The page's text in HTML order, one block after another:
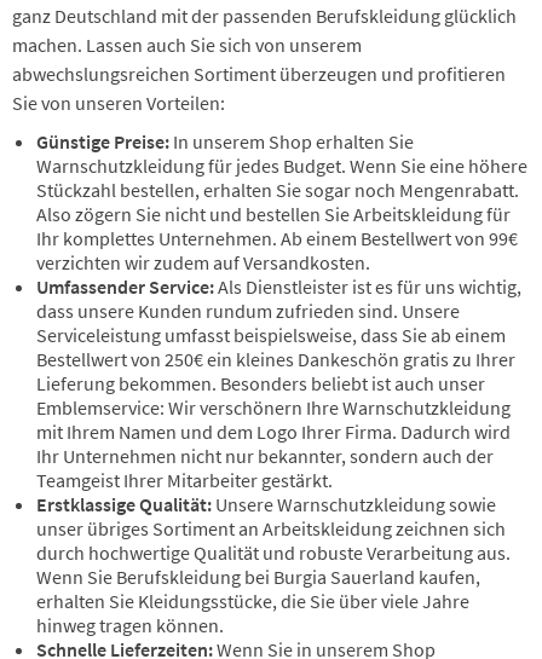
ganz Deutschland mit der passenden Berufskleidung glücklich
machen. Lassen auch Sie sich von unserem
abwechslungsreichen Sortiment überzeugen und profitieren
Sie von unseren Vorteilen:
Günstige Preise: In unserem Shop erhalten Sie
Warnschutzkleidung für jedes Budget. Wenn Sie eine höhere
Stückzahl bestellen, erhalten Sie sogar noch Mengenrabatt.
Also zögern Sie nicht und bestellen Sie Arbeitskleidung für
Ihr komplettes Unternehmen. Ab einem Bestellwert von 99€
verzichten wir zudem auf Versandkosten.
Umfassender Service:Als Dienstleister ist es für uns wichtig,
dass unsere Kunden rundum zufrieden sind. Unsere
Serviceleistung umfasst beispielsweise, dass Sie ab einem
Bestellwert von 250€ ein kleines Dankeschön gratis zu Ihrer
Lieferung bekommen. Besonders beliebt ist auch unser
Emblemservice: Wir verschönern Ihre Warnschutzkleidung
mit Ihrem Namen und dem Logo Ihrer Firma. Dadurch wird
Ihr Unternehmen nicht nur bekannter, sondern auch der
Teamgeist Ihrer Mitarbeiter gestärkt.
Erstklassige Qualität: Unsere Warnschutzkleidung sowie
unser übriges Sortiment an Arbeitskleidung zeichnen sich
durch hochwertige Qualität und robuste Verarbeitung aus.
Wenn Sie Berufskleidung bei Burgia Sauerland kaufen,
erhalten Sie Kleidungsstücke, die Sie über viele Jahre
hinweg tragen können.
Schnelle Lieferzeiten:Wenn Sie in unserem Shop